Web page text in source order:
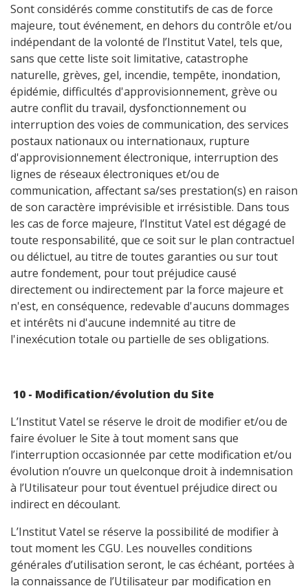
Sont considérés comme constitutifs de cas de force
majeure, tout événement, en dehors du contrôle et/ou
indépendant de la volonté de l’Institut Vatel, tels que,
sans que cette liste soit limitative, catastrophe
naturelle, grèves, gel, incendie, tempête, inondation,
épidémie, difficultés d'approvisionnement, grève ou
autre conflit du travail, dysfonctionnement ou
interruption des voies de communication, des services
postaux nationaux ou internationaux, rupture
d'approvisionnement électronique, interruption des
lignes de réseaux électroniques et/ou de
communication, affectant sa/ses prestation(s) en raison
de son caractère imprévisible et irrésistible. Dans tous
les cas de force majeure, l’Institut Vatel est dégagé de
toute responsabilité, que ce soit sur le plan contractuel
ou délictuel, au titre de toutes garanties ou sur tout
autre fondement, pour tout préjudice causé
directement ou indirectement par la force majeure et
n'est, en conséquence, redevable d'aucuns dommages
et intérêts ni d'aucune indemnité au titre de
l'inexécution totale ou partielle de ses obligations.
10 - Modification/évolution du Site
L’Institut Vatel se réserve le droit de modifier et/ou de
faire évoluer le Site à tout moment sans que
l’interruption occasionnée par cette modification et/ou
évolution n’ouvre un quelconque droit à indemnisation
à l’Utilisateur pour tout éventuel préjudice direct ou
indirect en découlant.
L’Institut Vatel se réserve la possibilité de modifier à
tout moment les CGU. Les nouvelles conditions
générales d’utilisation seront, le cas échéant, portées à
la connaissance de l’Utilisateur par modification en